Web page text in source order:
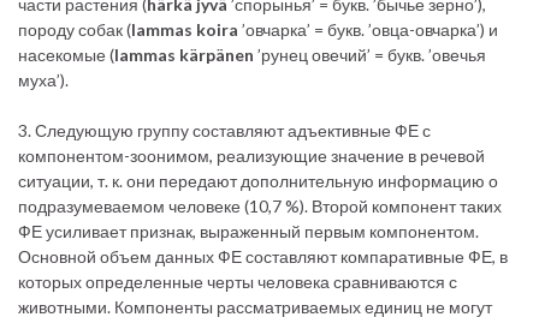
части растения (härkä jyvä ’спорынья’ = букв. ’бычье зерно’),
породу собак (lammas koira ’овчарка’ = букв. ’овца-овчарка’) и
насекомые (lammas kärpänen ’рунец овечий’ = букв. ’овечья
муха’).
3. Следующую группу составляют адъективные ФЕ с
компонентом-зоонимом, реализующие значение в речевой
ситуации, т. к. они передают дополнительную информацию о
подразумеваемом человеке (10,7 %). Второй компонент таких
ФЕ усиливает признак, выраженный первым компонентом.
Основной объем данных ФЕ составляют компаративные ФЕ, в
которых определенные черты человека сравниваются с
животными. Компоненты рассматриваемых единиц не могут